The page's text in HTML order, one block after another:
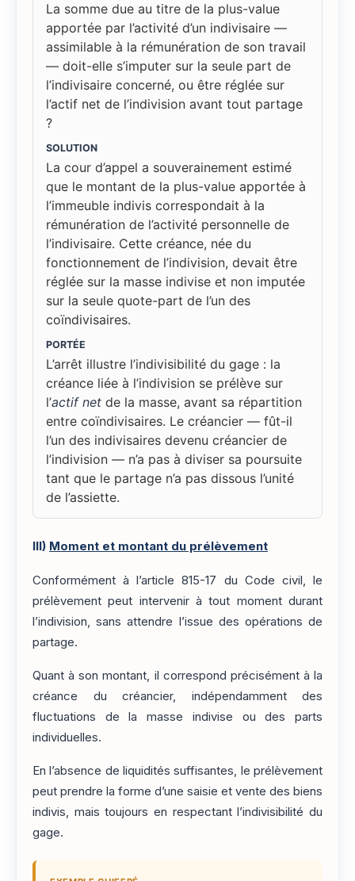
La somme due au titre de la plus-value
apportée par l’activité d’un indivisaire —
assimilable à la rémunération de son travail
— doit-elle s’imputer sur la seule part de
l’indivisaire concerné, ou être réglée sur
l’actif net de l’indivision avant tout partage
?
SOLUTION
La cour d’appel a souverainement estimé
que le montant de la plus-value apportée à
l’immeuble indivis correspondait à la
rémunération de l’activité personnelle de
l’indivisaire. Cette créance, née du
fonctionnement de l’indivision, devait être
réglée sur la masse indivise et non imputée
sur la seule quote-part de l’un des
coïndivisaires.
PORTÉE
L’arrêt illustre l’indivisibilité du gage : la
créance liée à l’indivision se prélève sur
l’actif net de la masse, avant sa répartition
entre coïndivisaires. Le créancier — fût-il
l’un des indivisaires devenu créancier de
l’indivision — n’a pas à diviser sa poursuite
tant que le partage n’a pas dissous l’unité
de l’assiette.
III) Moment et montant du prélèvement
Conformément à l’article 815-17 du Code civil, le
prélèvement peut intervenir à tout moment durant
l’indivision, sans attendre l’issue des opérations de
partage.
Quant à son montant, il correspond précisément à la
créance du créancier, indépendamment des
fluctuations de la masse indivise ou des parts
individuelles.
En l’absence de liquidités suffisantes, le prélèvement
peut prendre la forme d’une saisie et vente des biens
indivis, mais toujours en respectant l’indivisibilité du
gage.